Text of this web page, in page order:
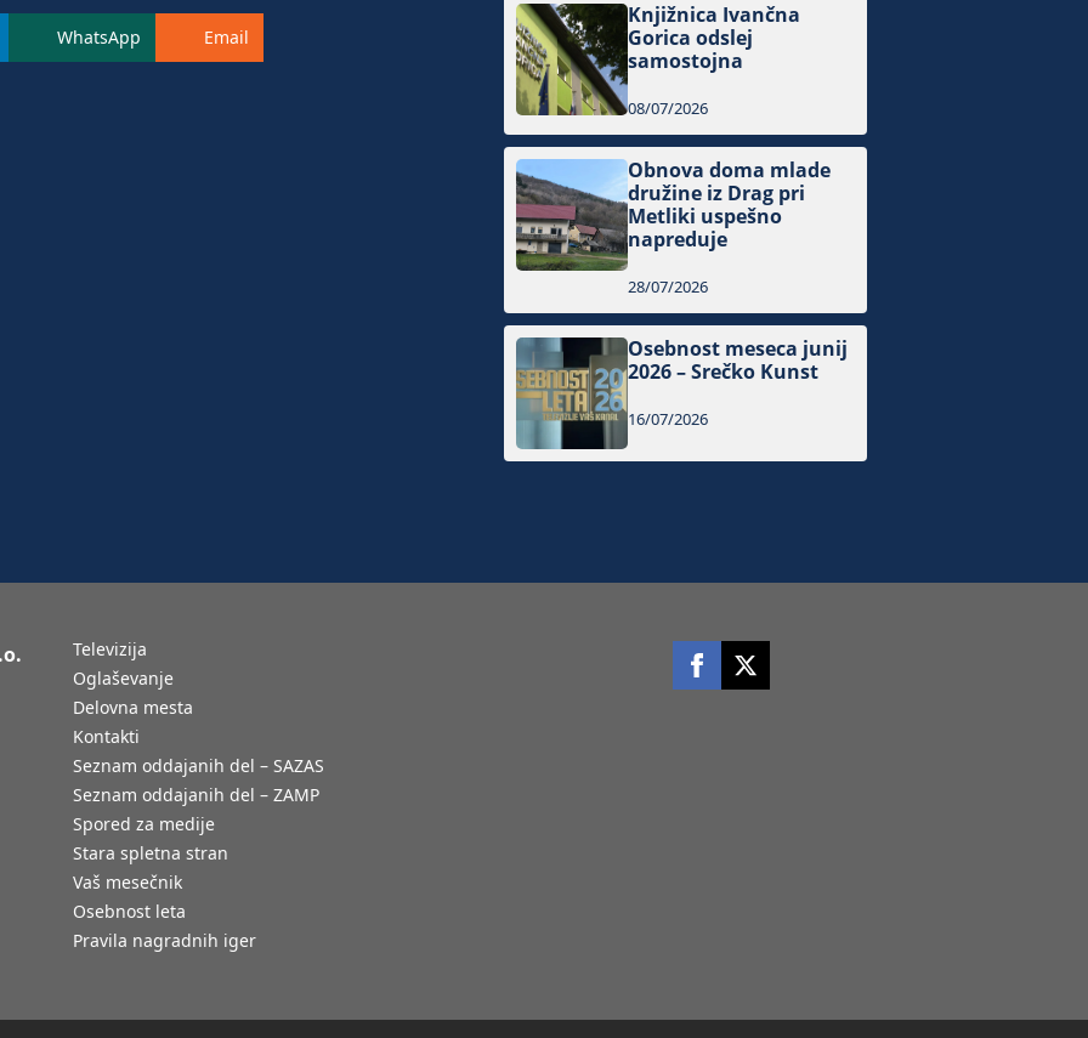
WhatsApp Email
Knjižnica Ivančna
Gorica odslej
samostojna
08/07/2026
Obnova doma mlade
družine iz Drag pri
Metliki uspešno
napreduje
28/07/2026
Osebnost meseca junij
2026 – Srečko Kunst
16/07/2026
Televizija
Oglaševanje
Delovna mesta
Kontakti
Seznam oddajanih del – SAZAS
Seznam oddajanih del – ZAMP
Spored za medije
Stara spletna stran
Vaš mesečnik
Osebnost leta
Pravila nagradnih iger